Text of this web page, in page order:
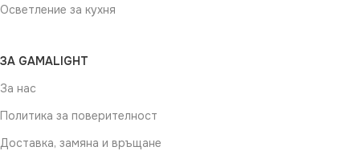
Осветление за кухня
ЗА GAMALIGHT
За нас
Политика за поверителност
Доставка, замяна и връщане